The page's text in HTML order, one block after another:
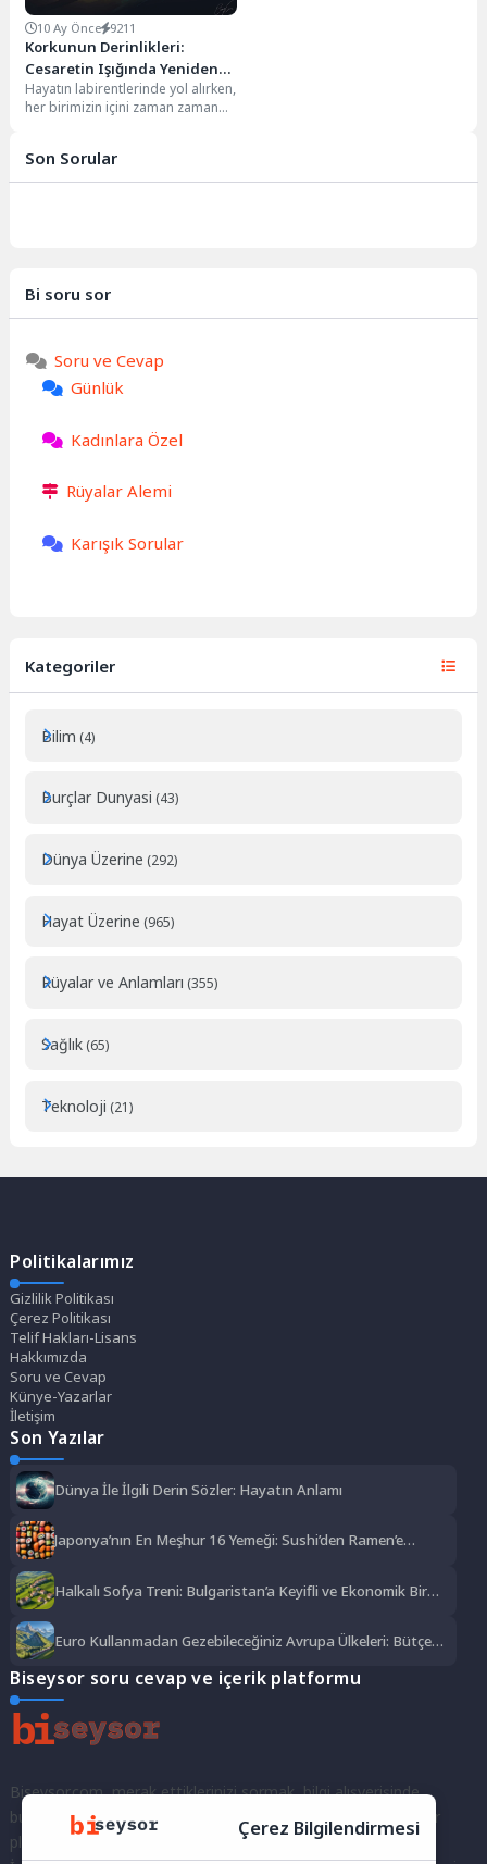
10 Ay Önce 9211
Korkunun Derinlikleri:
Cesaretin Işığında Yeniden
Doğuş
Hayatın labirentlerinde yol alırken,
her birimizin içini zaman zaman
Son Sorular
Bi soru sor
Soru ve Cevap
Günlük
Kadınlara Özel
Rüyalar Alemi
Karışık Sorular
Kategoriler
Bilim (4)
Burçlar Dunyasi (43)
Dünya Üzerine (292)
Hayat Üzerine (965)
Rüyalar ve Anlamları (355)
Sağlık (65)
Teknoloji (21)
Politikalarımız
Gizlilik Politikası
Çerez Politikası
Telif Hakları-Lisans
Hakkımızda
Soru ve Cevap
Künye-Yazarlar
İletişim
Son Yazılar
Dünya İle İlgili Derin Sözler: Hayatın Anlamı
Japonya’nın En Meşhur 16 Yemeği: Sushi’den Ramen’e
Halkalı Sofya Treni: Bulgaristan’a Keyifli ve Ekonomik Bir
Euro Kullanmadan Gezebileceğiniz Avrupa Ülkeleri: Bütçe
Biseysor soru cevap ve içerik platformu
Biseysor.com, merak ettiklerinizi sormak, bilgi alışverişinde
bulunmak ve fikirlerinizi paylaşmak için bir araya geldiğimiz bir
platformdur.
Çerez Bilgilendirmesi